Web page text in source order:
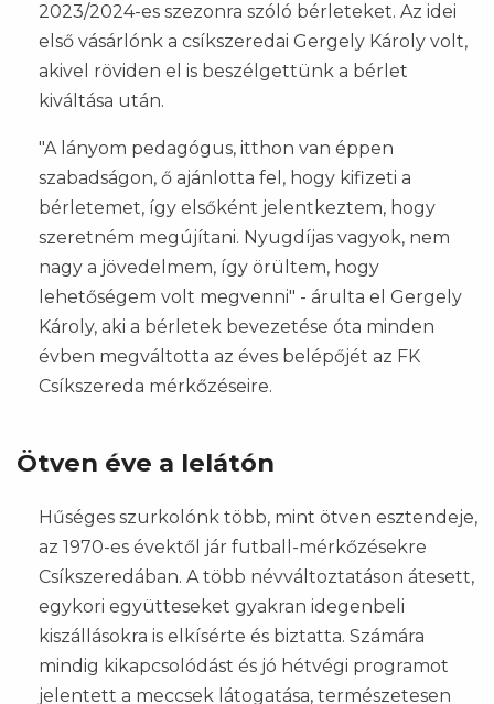
2023/2024-es szezonra szóló bérleteket. Az idei
első vásárlónk a csíkszeredai Gergely Károly volt,
akivel röviden el is beszélgettünk a bérlet
kiváltása után.
"A lányom pedagógus, itthon van éppen
szabadságon, ő ajánlotta fel, hogy kifizeti a
bérletemet, így elsőként jelentkeztem, hogy
szeretném megújítani. Nyugdíjas vagyok, nem
nagy a jövedelmem, így örültem, hogy
lehetőségem volt megvenni" - árulta el Gergely
Károly, aki a bérletek bevezetése óta minden
évben megváltotta az éves belépőjét az FK
Csíkszereda mérkőzéseire.
Ötven éve a lelátón
Hűséges szurkolónk több, mint ötven esztendeje,
az 1970-es évektől jár futball-mérkőzésekre
Csíkszeredában. A több névváltoztatáson átesett,
egykori együtteseket gyakran idegenbeli
kiszállásokra is elkísérte és biztatta. Számára
mindig kikapcsolódást és jó hétvégi programot
jelentett a meccsek látogatása, természetesen